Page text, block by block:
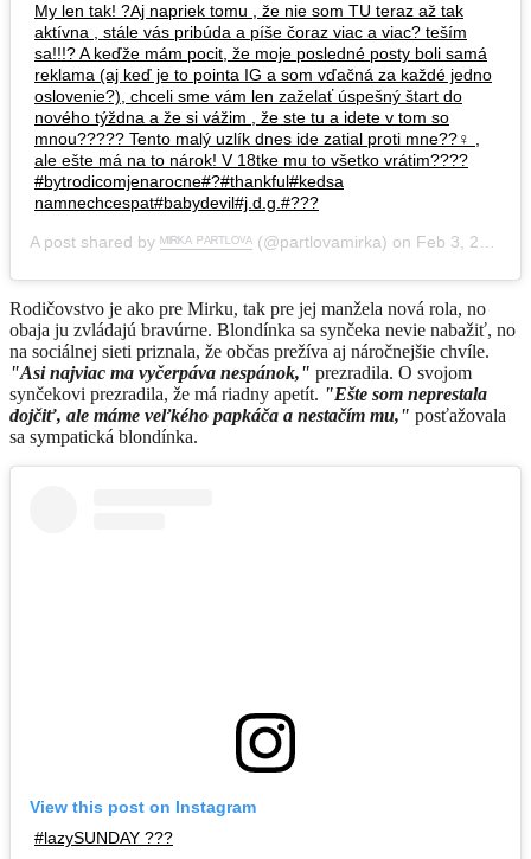
My len tak! ?Aj napriek tomu , že nie som TU teraz až tak
aktívna , stále vás pribúda a píše čoraz viac a viac? teším
sa!!!? A keďže mám pocit, že moje posledné posty boli samá
reklama (aj keď je to pointa IG a som vďačná za každé jedno
oslovenie?), chceli sme vám len zaželať úspešný štart do
nového týždna a že si vážim , že ste tu a idete v tom so
mnou????? Tento malý uzlík dnes ide zatial proti mne??‍♀️ ,
ale ešte má na to nárok! V 18tke mu to všetko vrátim????
#bytrodicomjenarocne#?#thankful#kedsa
namnechcespat#babydevil#j.d.g.#???
A post shared by ᴹᴵᴿᴷᴬ ᴾᴬᴿᵀᴸᴼⱽᴬ (@partlovamirka) on Feb 3, 2020 at 8:49am PST
Rodičovstvo je ako pre Mirku, tak pre jej manžela nová rola, no
obaja ju zvládajú bravúrne. Blondínka sa synčeka nevie nabažiť, no
na sociálnej sieti priznala, že občas prežíva aj náročnejšie chvíle.
"Asi najviac ma vyčerpáva nespánok," prezradila. O svojom
synčekovi prezradila, že má riadny apetít. "Ešte som neprestala
dojčiť, ale máme veľkého papkáča a nestačím mu," posťažovala
sa sympatická blondínka.
View this post on Instagram
#lazySUNDAY ???